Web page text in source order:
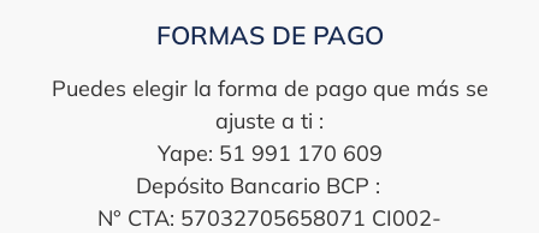
LA
I
ATELIER
FLORAL
FORMAS DE PAGO
Puedes elegir la forma de pago que más se
ajuste a ti :
Yape: 51 991 170 609
Depósito Bancario BCP :
N° CTA: 57032705658071 CI002-